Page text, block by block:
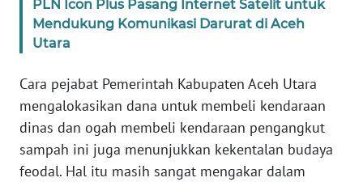
PLN Icon Plus Pasang Internet Satelit untuk
Mendukung Komunikasi Darurat di Aceh
Utara
Cara pejabat Pemerintah Kabupaten Aceh Utara
mengalokasikan dana untuk membeli kendaraan
dinas dan ogah membeli kendaraan pengangkut
sampah ini juga menunjukkan kekentalan budaya
feodal. Hal itu masih sangat mengakar dalam
WN
WN
SULTRA
WN
NTB